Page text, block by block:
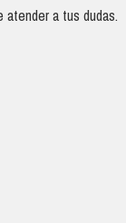
a tus dudas.